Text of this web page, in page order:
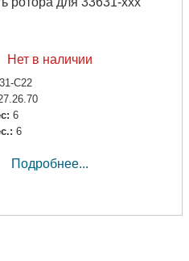
Нет в наличии
C22
6
6
Подробнее...